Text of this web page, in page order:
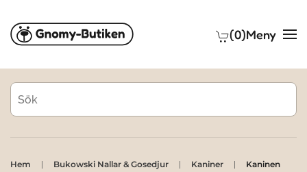
Skip to main content (0)Meny
Hem Bukowski Nallar & Gosedjur Kaniner
Kaninen